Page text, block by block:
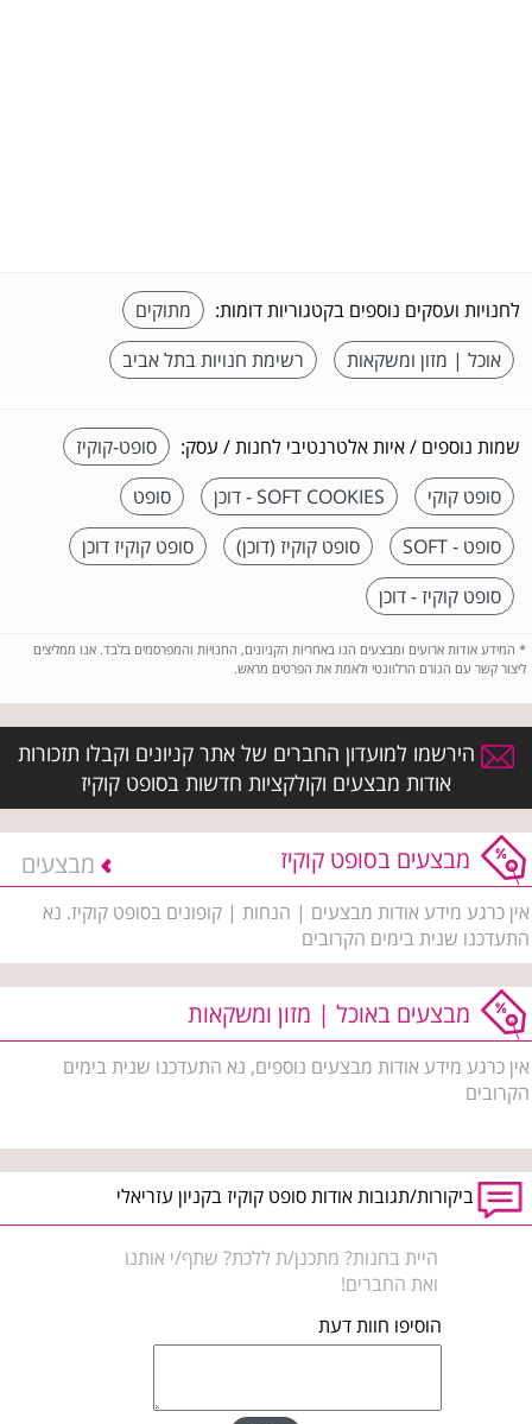
לחנויות ועסקים נוספים בקטגוריות דומות:
מתוקים
אוכל | מזון ומשקאות
רשימת חנויות בתל אביב
שמות נוספים / איות אלטרנטיבי לחנות / עסק:
סופט-קוקיז
סופט קוקי
SOFT COOKIES - דוכן
סופט
סופט - SOFT
סופט קוקיז (דוכן)
סופט קוקיז דוכן
סופט קוקיז - דוכן
* המידע אודות ארועים ומבצעים הנו באחריות הקניונים, החנויות והמפרסמים בלבד. אנו ממליצים
ליצור קשר עם הגורם הרלוונטי ולאמת את הפרטים מראש.
הירשמו למועדון החברים של אתר קניונים וקבלו תזכורות
אודות מבצעים וקולקציות חדשות בסופט קוקיז
מבצעים בסופט קוקיז מבצעים
אין כרגע מידע אודות מבצעים | הנחות | קופונים בסופט קוקיז. נא
התעדכנו שנית בימים הקרובים
מבצעים באוכל | מזון ומשקאות
אין כרגע מידע אודות מבצעים נוספים, נא התעדכנו שנית בימים
הקרובים
ביקורות/תגובות אודות סופט קוקיז בקניון עזריאלי
היית בחנות? מתכנן/ת ללכת? שתף/י אותנו
ואת החברים!
הוסיפו חוות דעת